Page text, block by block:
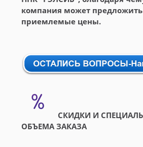
компания может
приемлемые цены.
СКИДКИ И
ОБЪЕМА ЗАКАЗА